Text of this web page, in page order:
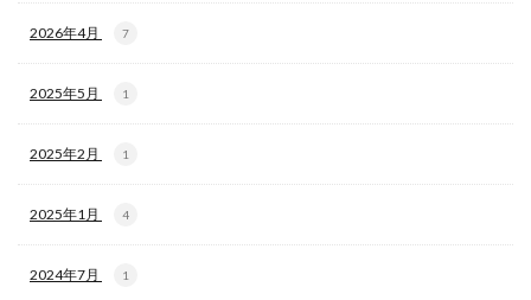
2026年4月 7
2025年5月 1
2025年2月 1
2025年1月 4
2024年7月 1